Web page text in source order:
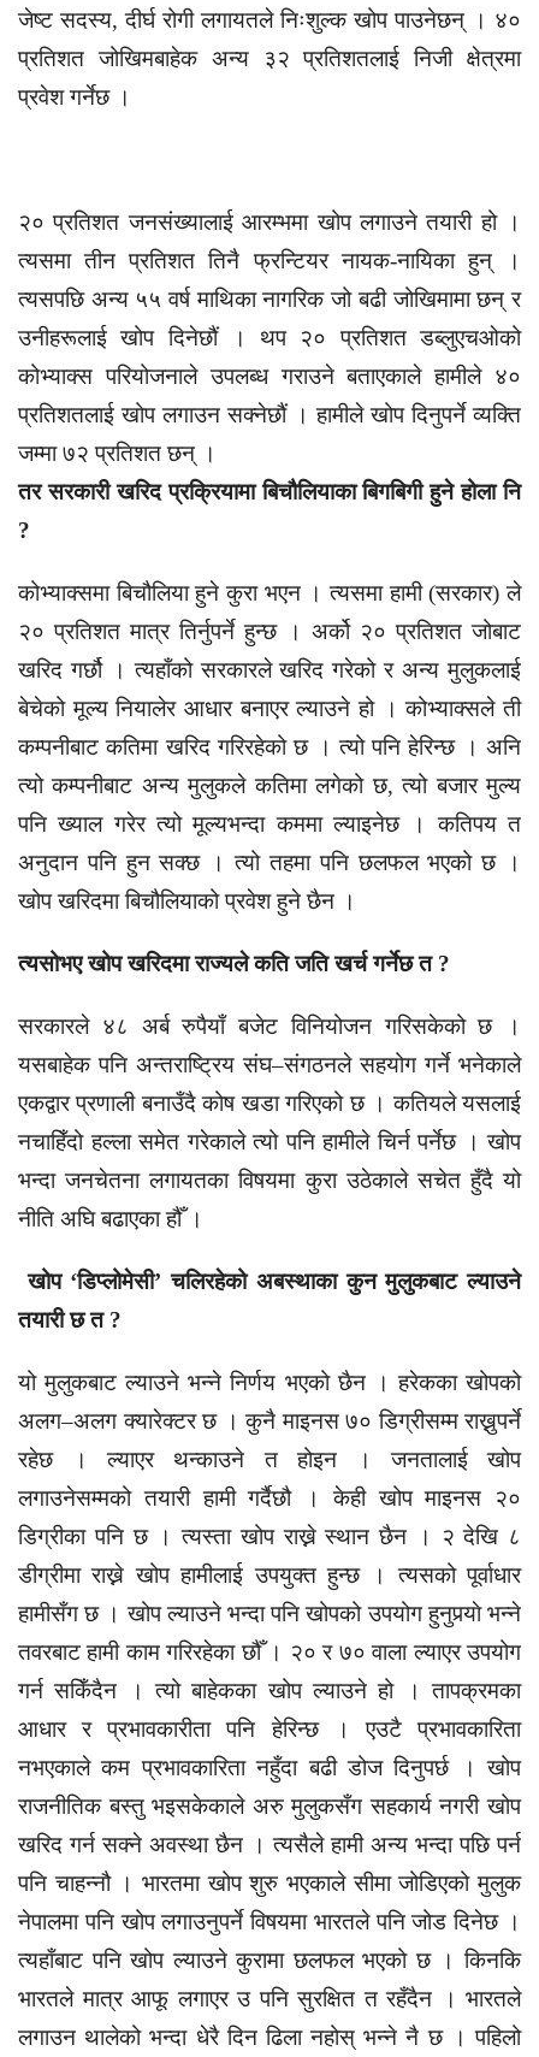
जेष्ट सदस्य, दीर्घ रोगी लगायतले निःशुल्क खोप पाउनेछन् । ४०
प्रतिशत जोखिमबाहेक अन्य ३२ प्रतिशतलाई निजी क्षेत्रमा
प्रवेश गर्नेछ ।
२० प्रतिशत जनसंख्यालाई आरम्भमा खोप लगाउने तयारी हो ।
त्यसमा तीन प्रतिशत तिनै फ्रन्टियर नायक-नायिका हुन् ।
त्यसपछि अन्य ५५ वर्ष माथिका नागरिक जो बढी जोखिमामा छन् र
उनीहरूलाई खोप दिनेछौं । थप २० प्रतिशत डब्लुएचओको
कोभ्याक्स परियोजनाले उपलब्ध गराउने बताएकाले हामीले ४०
प्रतिशतलाई खोप लगाउन सक्नेछौं । हामीले खोप दिनुपर्ने व्यक्ति
जम्मा ७२ प्रतिशत छन् ।
तर सरकारी खरिद प्रक्रियामा बिचौलियाका बिगबिगी हुने होला नि
?
कोभ्याक्समा बिचौलिया हुने कुरा भएन । त्यसमा हामी (सरकार) ले
२० प्रतिशत मात्र तिर्नुपर्ने हुन्छ । अर्को २० प्रतिशत जोबाट
खरिद गर्छौ । त्यहाँको सरकारले खरिद गरेको र अन्य मुलुकलाई
बेचेको मूल्य नियालेर आधार बनाएर ल्याउने हो । कोभ्याक्सले ती
कम्पनीबाट कतिमा खरिद गरिरहेको छ । त्यो पनि हेरिन्छ । अनि
त्यो कम्पनीबाट अन्य मुलुकले कतिमा लगेको छ, त्यो बजार मुल्य
पनि ख्याल गरेर त्यो मूल्यभन्दा कममा ल्याइनेछ । कतिपय त
अनुदान पनि हुन सक्छ । त्यो तहमा पनि छलफल भएको छ ।
खोप खरिदमा बिचौलियाको प्रवेश हुने छैन ।
त्यसोभए खोप खरिदमा राज्यले कति जति खर्च गर्नेछ त ?
सरकारले ४८ अर्ब रुपैयाँ बजेट विनियोजन गरिसकेको छ ।
यसबाहेक पनि अन्तराष्ट्रिय संघ–संगठनले सहयोग गर्ने भनेकाले
एकद्वार प्रणाली बनाउँदै कोष खडा गरिएको छ । कतियले यसलाई
नचाहिँदो हल्ला समेत गरेकाले त्यो पनि हामीले चिर्न पर्नेछ । खोप
भन्दा जनचेतना लगायतका विषयमा कुरा उठेकाले सचेत हुँदै यो
नीति अघि बढाएका हौँ ।
खोप ‘डिप्लोमेसी’ चलिरहेको अबस्थाका कुन मुलुकबाट ल्याउने
तयारी छ त ?
यो मुलुकबाट ल्याउने भन्ने निर्णय भएको छैन । हरेकका खोपको
अलग–अलग क्यारेक्टर छ । कुनै माइनस ७० डिग्रीसम्म राख्नुपर्ने
रहेछ । ल्याएर थन्काउने त होइन । जनतालाई खोप
लगाउनेसम्मको तयारी हामी गर्दैछौ । केही खोप माइनस २०
डिग्रीका पनि छ । त्यस्ता खोप राख्ने स्थान छैन । २ देखि ८
डीग्रीमा राख्ने खोप हामीलाई उपयुक्त हुन्छ । त्यसको पूर्वाधार
हामीसँग छ । खोप ल्याउने भन्दा पनि खोपको उपयोग हुनुपर्‍याे भन्ने
तवरबाट हामी काम गरिरहेका छौँ । २० र ७० वाला ल्याएर उपयोग
गर्न सकिँदैन । त्यो बाहेकका खोप ल्याउने हो । तापक्रमका
आधार र प्रभावकारीता पनि हेरिन्छ । एउटै प्रभावकारिता
नभएकाले कम प्रभावकारिता नहुँदा बढी डोज दिनुपर्छ । खोप
राजनीतिक बस्तु भइसकेकाले अरु मुलुकसँग सहकार्य नगरी खोप
खरिद गर्न सक्ने अवस्था छैन । त्यसैले हामी अन्य भन्दा पछि पर्न
पनि चाहन्नौ । भारतमा खोप शुरु भएकाले सीमा जोडिएको मुलुक
नेपालमा पनि खोप लगाउनुपर्ने विषयमा भारतले पनि जोड दिनेछ ।
त्यहाँबाट पनि खोप ल्याउने कुरामा छलफल भएको छ । किनकि
भारतले मात्र आफू लगाएर उ पनि सुरक्षित त रहँदैन । भारतले
लगाउन थालेको भन्दा धेरै दिन ढिला नहोस् भन्ने नै छ । पहिलो